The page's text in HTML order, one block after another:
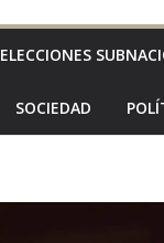
ELECCIONES
SOCIEDAD